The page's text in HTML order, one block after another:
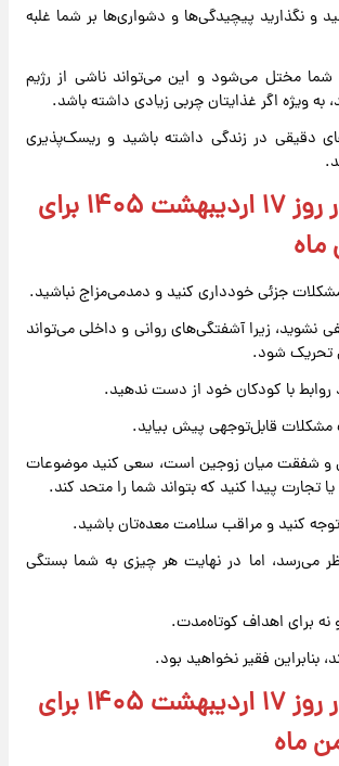
و نگذارید پیچیدگی‌ها و دشواری‌ها بر شما غلبه
مختل می‌شود و این می‌تواند ناشی از رژیم
ویژه اگر غذایتان چربی زیادی داشته باشد.
دقیقی در زندگی داشته باشید و ریسک‌پذیری
فال روزانه در روز ۱۷ اردیبهشت ۱۴۰۵ برای
جزئی خودداری کنید و دمدمی‌مزاج نباشید.
زیرا آشفتگی‌های روانی و داخلی می‌تواند
شود.
روابط با کودکان خود از دست ندهید.
قابل‌توجهی پیش بیاید.
و شفقت میان زوجین است، سعی کنید موضوعات
تجارت پیدا کنید که بتواند شما را متحد کند.
کنید و مراقب سلامت معده‌تان باشید.
می‌رسد، اما در نهایت هر چیزی به شما بستگی
نه برای اهداف کوتاه‌مدت.
فقیر نخواهید بود.
فال روزانه در روز ۱۷ اردیبهشت ۱۴۰۵ برای
ماه